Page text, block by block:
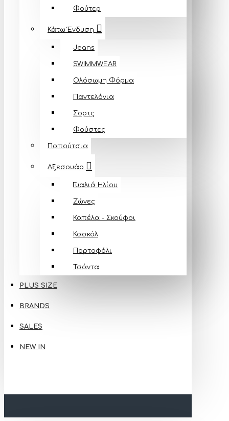
Φούτερ
Κάτω Ένδυση
Jeans
SWIMMWEAR
Ολόσωμη Φόρμα
Παντελόνια
Σορτς
Φούστες
Παπούτσια
Αξεσουάρ
Γυαλιά Ηλίου
Ζώνες
Καπέλα - Σκούφοι
Κασκόλ
Πορτοφόλι
Τσάντα
PLUS SIZE
BRANDS
SALES
NEW IN